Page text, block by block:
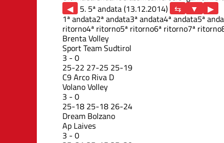
◀ 5. 5ª andata (13.12.2014)
▶
1ª andata2ª andata3ª andata4ª andata5ª
ritorno4ª ritorno5ª ritorno6ª ritorno7ª ritorno
Brenta Volley
Sport Team Sudtirol
3 - 0
25-22 27-25 25-19
C9 Arco Riva D
Volano Volley
3 - 0
25-18 25-18 26-24
Dream Bolzano
Ap Laives
3 - 0